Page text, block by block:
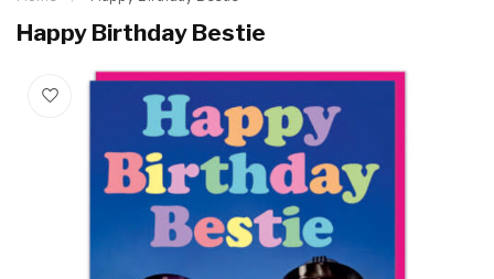
Happy Birthday Bestie